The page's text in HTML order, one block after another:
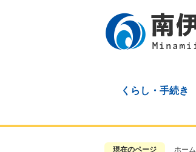
くらし・手続き
現在のページ ホーム